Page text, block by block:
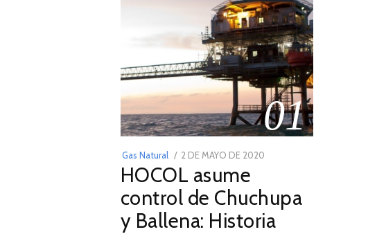
01
Gas Natural
POSTED
ON
2 DE MAYO DE 2020
DE
2026
HOCOL asume
control de Chuchupa
y Ballena: Historia